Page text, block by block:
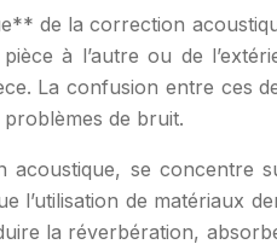
de la correction
à l’autre ou de
La confusion entre
de bruit.
acoustique, se concentre
l’utilisation de
la réverbération,